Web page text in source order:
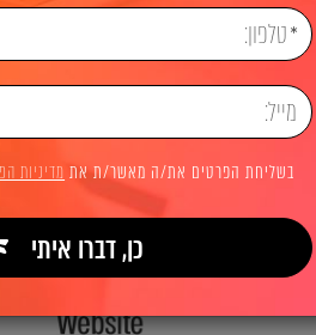
ראשי קידום
למה זה נכון ללא עוררין ולמה
בשליחת הפרטים את/ה מאשר/ת את מדיניות
כן, דברו איתי